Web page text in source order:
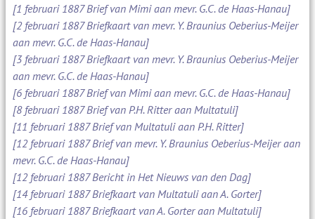
[1 februari 1887 Brief van Mimi aan mevr. G.C. de Haas-Hanau]
[2 februari 1887 Briefkaart van mevr. Y. Braunius Oeberius-Meijer
aan mevr. G.C. de Haas-Hanau]
[3 februari 1887 Briefkaart van mevr. Y. Braunius Oeberius-Meijer
aan mevr. G.C. de Haas-Hanau]
[6 februari 1887 Brief van Mimi aan mevr. G.C. de Haas-Hanau]
[8 februari 1887 Brief van P.H. Ritter aan Multatuli]
[11 februari 1887 Brief van Multatuli aan P.H. Ritter]
[12 februari 1887 Brief van mevr. Y. Braunius Oeberius-Meijer aan
mevr. G.C. de Haas-Hanau]
[12 februari 1887 Bericht in Het Nieuws van den Dag]
[14 februari 1887 Briefkaart van Multatuli aan A. Gorter]
[16 februari 1887 Briefkaart van A. Gorter aan Multatuli]